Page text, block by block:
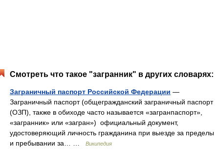
Смотреть что такое "загранник" в других словарях:
Заграничный паспорт Российской Федерации —
Заграничный паспорт (общегражданский заграничный паспорт
(ОЗП), также в обиходе часто называется «загранпаспорт»,
«загранник» или «загран») официальный документ,
удостоверяющий личность гражданина при выезде за пределы
и пребывании за… …
Википедия